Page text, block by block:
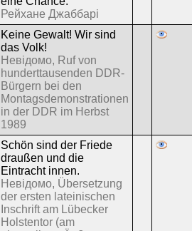
Рейхане Джаббарі
Keine Gewalt! Wir sind
das Volk!
Невідомо, Ruf von
hunderttausenden DDR-
Bürgern bei den
Montagsdemonstrationen
in der DDR im Herbst
1989
Schön sind der Friede
draußen und die
Eintracht innen.
Невідомо, Übersetzung
der ersten lateinischen
Inschrift am Lübecker
Holstentor (am